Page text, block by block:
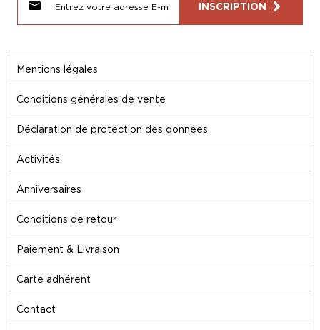
Mentions légales
Conditions générales de vente
Déclaration de protection des données
Activités
Anniversaires
Conditions de retour
Paiement & Livraison
Carte adhérent
Contact
INSCRIPTION